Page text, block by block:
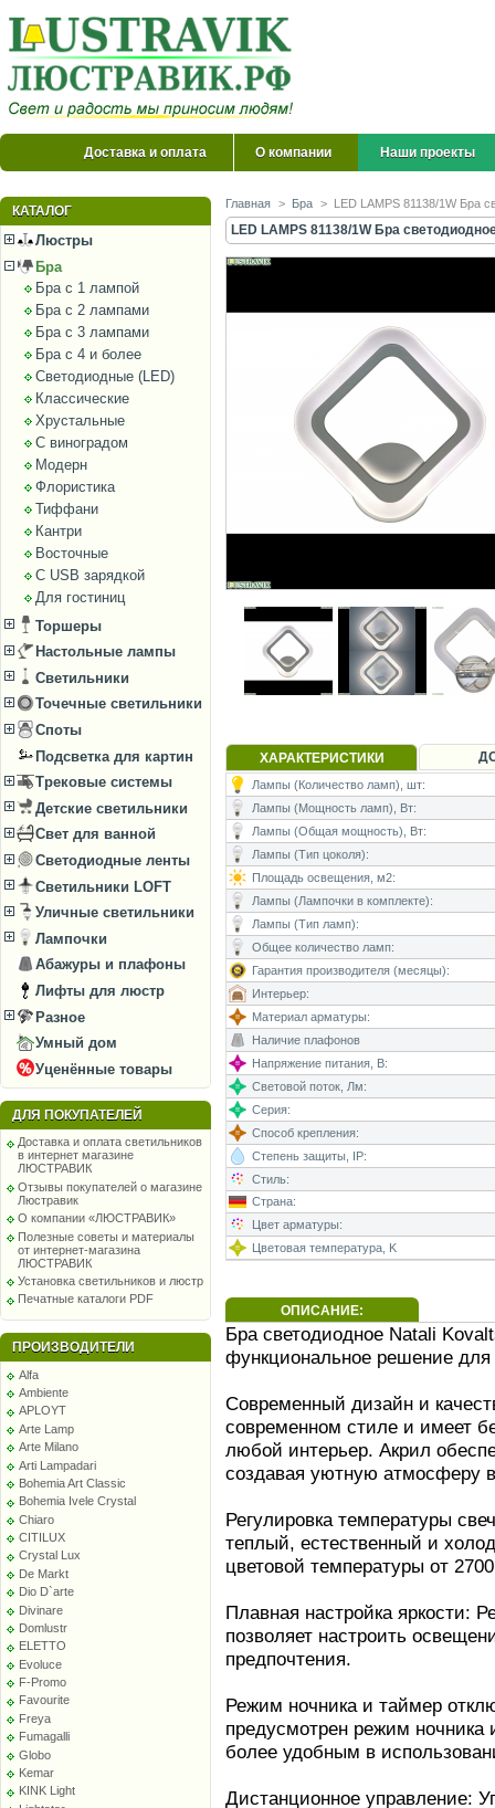
Доставка и оплата О компании Наши проекты
КАТАЛОГ
Люстры
Бра
Бра с 1 лампой
Бра с 2 лампами
Бра с 3 лампами
Бра с 4 и более
Светодиодные (LED)
Классические
Хрустальные
С виноградом
Модерн
Флористика
Тиффани
Кантри
Восточные
С USB зарядкой
Для гостиниц
Торшеры
Настольные лампы
Светильники
Точечные светильники
Споты
Подсветка для картин
Трековые системы
Детские светильники
Свет для ванной
Светодиодные ленты
Светильники LOFT
Уличные светильники
Лампочки
Абажуры и плафоны
Лифты для люстр
Разное
Умный дом
Уценённые товары
ДЛЯ ПОКУПАТЕЛЕЙ
Доставка и оплата светильников
в интернет магазине
ЛЮСТРАВИК
Отзывы покупателей о магазине
Люстравик
О компании «ЛЮСТРАВИК»
Полезные советы и материалы
от интернет-магазина
ЛЮСТРАВИК
Установка светильников и люстр
Печатные каталоги PDF
ПРОИЗВОДИТЕЛИ
Alfa
Ambiente
APLOYT
Arte Lamp
Arte Milano
Arti Lampadari
Bohemia Art Classic
Bohemia Ivele Crystal
Chiaro
CITILUX
Crystal Lux
De Markt
Dio D`arte
Divinare
Domlustr
ELETTO
Evoluce
F-Promo
Favourite
Freya
Fumagalli
Globo
Kemar
KINK Light
Главная > Бра > LED LAMPS 81138/1W Бра
LED LAMPS 81138/1W Бра
ХАРАКТЕРИСТИКИ
Лампы (Количество ламп), шт:
Лампы (Мощность ламп), Вт:
Лампы (Общая мощность), Вт:
Лампы (Тип цоколя):
Площадь освещения, м2:
Лампы (Лампочки в комплекте):
Лампы (Тип ламп):
Общее количество ламп:
Гарантия производителя (месяцы):
Интерьер:
Материал арматуры:
Наличие плафонов
Напряжение питания, В:
Световой поток, Лм:
Серия:
Способ крепления:
Степень защиты, IP:
Стиль:
Страна:
Цвет арматуры:
Цветовая температура, K
ОПИСАНИЕ:
Бра светодиодное Natali
функциональное решение
Современный дизайн и
современном стиле и имеет
любой интерьер. Акрил
создавая уютную атмосферу
Регулировка температуры
теплый, естественный и
цветовой температуры от
Плавная настройка яркости:
позволяет настроить
предпочтения.
Режим ночника и таймер
предусмотрен режим ночника
более удобным в
Дистанционное управление: